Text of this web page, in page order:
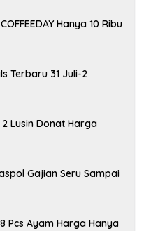
Hanya 10 Ribu
Terbaru 31 Juli-2
Lusin Donat Harga
Gajian Seru Sampai
Pcs Ayam Harga Hanya